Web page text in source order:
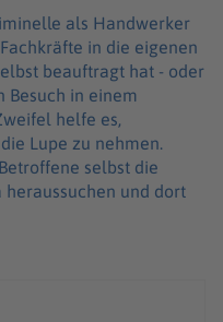
als Handwerker
in die eigenen
beauftragt hat - oder
Besuch in einem
helfe es,
Lupe zu nehmen.
selbst die
und dort